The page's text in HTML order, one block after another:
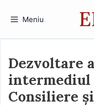
Meniu
Dezvoltare
Consiliere